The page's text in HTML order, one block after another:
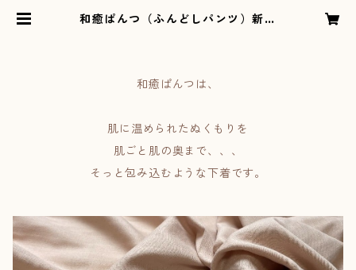
和癒ぱんつ（ふんどしパンツ）新肌
和癒ぱんつは、
肌に温められたぬくもりを
肌ごと肌の奥まで、、、
そっと包み込むような下着です。